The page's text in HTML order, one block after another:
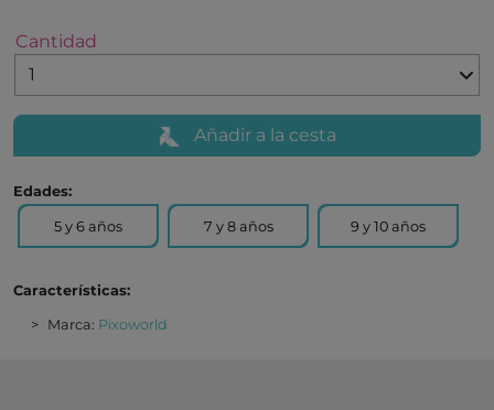
Cantidad
Añadir a la cesta
Edades:
5 y 6 años 7 y 8 años 9 y 10 años
Características:
Marca: Pixoworld